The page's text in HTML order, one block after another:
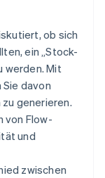
ob sich
ein „Stock-
werden. Mit
davon
generieren.
von Flow-
und
zwischen